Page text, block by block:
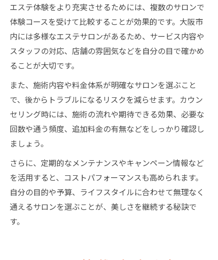
エステ体験をより充実させるためには、複数のサロンで
体験コースを受けて比較することが効果的です。大阪市
内には多様なエステサロンがあるため、サービス内容や
スタッフの対応、店舗の雰囲気などを自分の目で確かめ
ることが大切です。
また、施術内容や料金体系が明確なサロンを選ぶこと
で、後からトラブルになるリスクを減らせます。カウン
セリング時には、施術の流れや期待できる効果、必要な
回数や通う頻度、追加料金の有無などをしっかり確認し
ましょう。
さらに、定期的なメンテナンスやキャンペーン情報など
を活用すると、コストパフォーマンスも高められます。
自分の目的や予算、ライフスタイルに合わせて無理なく
通えるサロンを選ぶことが、美しさを継続する秘訣で
す。